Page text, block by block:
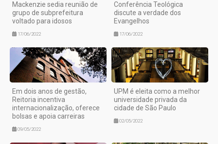
Mackenzie sedia reunião de
grupo de subprefeitura
voltado para idosos
17/06/2022
Conferência Teológica
discute a verdade dos
Evangelhos
17/06/2022
Em dois anos de gestão,
Reitoria incentiva
internacionalização, oferece
bolsas e apoia carreiras
09/05/2022
UPM é eleita como a melhor
universidade privada da
cidade de São Paulo
02/05/2022